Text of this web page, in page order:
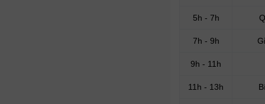
5h - 7h
7h - 9h
9h - 11h
11h - 13h